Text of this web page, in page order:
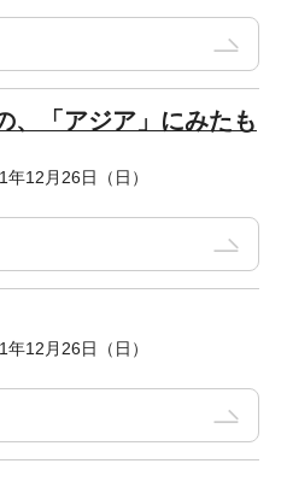
、「アジア」にみたも
12月26日（日）
12月26日（日）